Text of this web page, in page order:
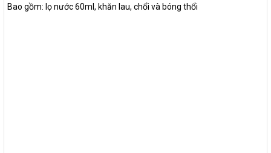
Bao gồm: lọ nước 60ml, khăn lau, chổi và bóng thổi